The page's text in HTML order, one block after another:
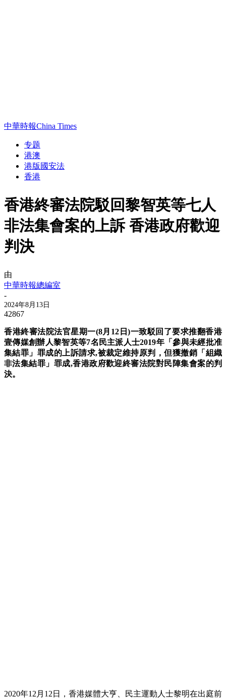
中華時報China Times
专题
港澳
港版國安法
香港
香港終審法院駁回黎智英等七人
非法集會案的上訴 香港政府歡迎
判決
由
中華時報總編室
-
2024年8月13日
42867
香港終審法院法官星期一(8月12日)一致駁回了要求推翻香港
壹傳媒創辦人黎智英等7名民主派人士2019年「參與未經批准
集結罪」罪成的上訴請求,被裁定維持原判，但獲撤銷「組織
非法集結罪」罪成,香港政府歡迎終審法院對民陣集會案的判
決。
2020年12月12日，香港媒體大亨、民主運動人士黎明在出庭前